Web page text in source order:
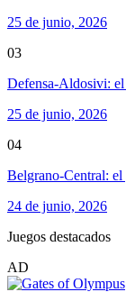
25 de junio, 2026
03
Defensa-Aldosivi:
25 de junio, 2026
04
Belgrano-Central: el
24 de junio, 2026
Juegos destacados
AD